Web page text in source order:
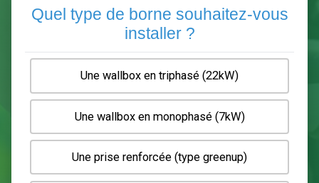
Gratuit, sans pub et sans engagement.
2 3 6
Quel type de borne souhaitez-
installer ?
Une wallbox en triphasé (22kW)